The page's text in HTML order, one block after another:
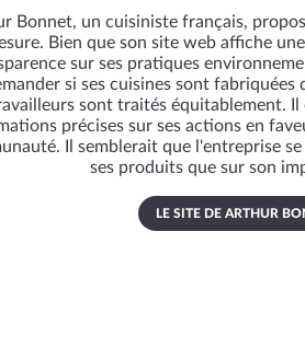
Bonnet, un cuisiniste français,
Bien que son site web affiche
sur ses pratiques
si ses cuisines sont fabriquées
sont traités équitablement.
précises sur ses actions en
Il semblerait que l'entreprise
ses produits que sur son
LE SITE DE ARTHUR